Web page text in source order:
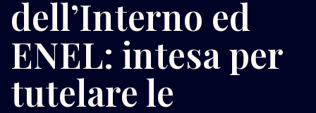
dell’Interno ed
ENEL: intesa per
tutelare le